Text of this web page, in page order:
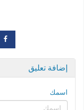
إضافة تعليق
اسمك